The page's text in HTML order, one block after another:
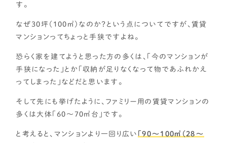
す。
なぜ30坪（100㎡）なのか？という点についてですが、賃貸
マンションってちょっと手狭ですよね。
恐らく家を建てようと思った方の多くは、「今のマンションが
手狭になった」とか「収納が足りなくなって物であふれかえ
ってしまった」などだと思います。
そして先にも挙げたように、ファミリー用の賃貸マンションの
多くは大体「60～70㎡台」です。
と考えると、マンションより一回り広い
「90～100㎡（28～